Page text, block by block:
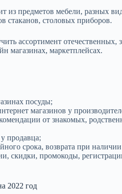
из предметов мебели, разных
стаканов, столовых приборов.
ассортимент отечественных,
магазинах, маркетплейсах.
посуды;
магазинов у
от знакомых,
продавца;
срока, возврата при
скидки, промокоды,
2022 год